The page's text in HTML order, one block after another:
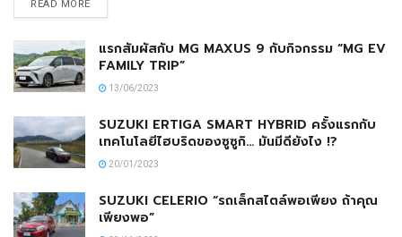
READ MORE
แรกสัมผัสกับ MG MAXUS 9 กับกิจกรรม “MG EV
FAMILY TRIP”
13/06/2023
SUZUKI ERTIGA SMART HYBRID ครั้งแรกกับ
เทคโนโลยีไฮบริดของซูซูกิ… มันมีดียังไง !?
20/01/2023
SUZUKI CELERIO “รถเล็กสไตล์พอเพียง ถ้าคุณ
เพียงพอ”